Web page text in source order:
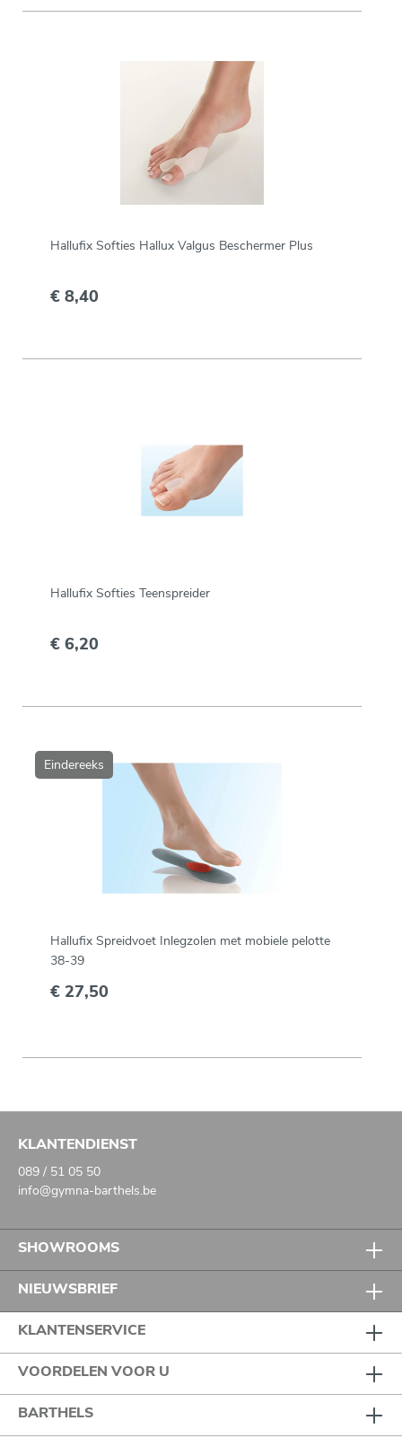
Hallufix Softies Hallux Valgus Beschermer Plus
€ 8,40
Hallufix Softies Teenspreider
€ 6,20
Eindereeks
Hallufix Spreidvoet Inlegzolen met mobiele pelotte
38-39
€ 27,50
KLANTENDIENST
089 / 51 05 50
info@gymna-barthels.be
SHOWROOMS
NIEUWSBRIEF
KLANTENSERVICE
VOORDELEN VOOR U
BARTHELS